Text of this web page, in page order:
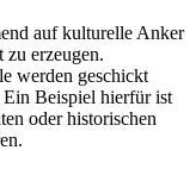
auf kulturelle Anker
zu erzeugen.
werden geschickt
Beispiel hierfür ist
oder historischen